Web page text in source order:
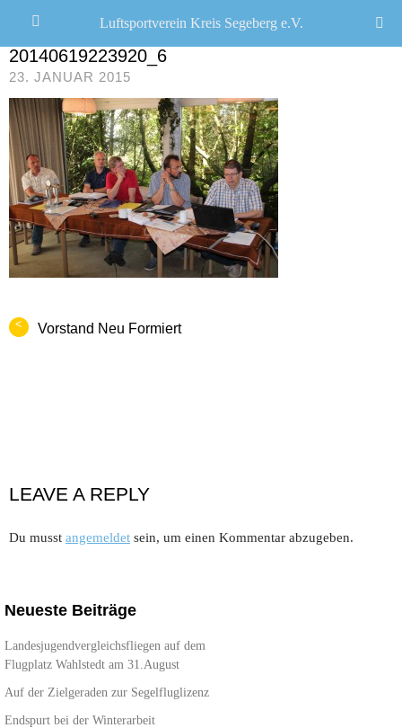
CHRISTOPH R. SCHWARZ 0 COMMENTS
20140619223920_6
23. JANUAR 2015
< Vorstand Neu Formiert
LEAVE A REPLY
Du musst angemeldet sein, um einen Kommentar abzugeben.
Neueste Beiträge
Landesjugendvergleichsfliegen auf dem
Flugplatz Wahlstedt am 31.August
Auf der Zielgeraden zur Segelfluglizenz
Endspurt bei der Winterarbeit
Luftsportverein Kreis Segeberg e.V.